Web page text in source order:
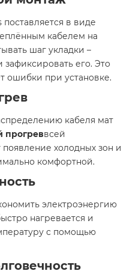
в виде
кабелем на
шаг укладки –
зафиксировать его. Это
ошибки при установке.
кабеля мат
прогреввсей
холодных зон и
комфортной.
электроэнергию
нагревается и
с помощью